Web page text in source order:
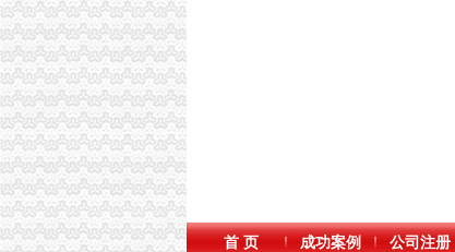
首 页 成功案例 公司注册